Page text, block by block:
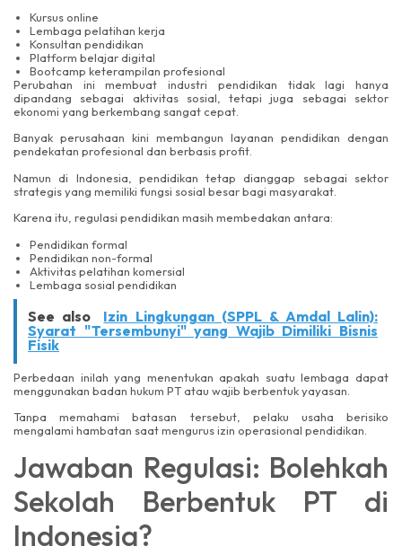
Kursus online
Lembaga pelatihan kerja
Konsultan pendidikan
Platform belajar digital
Bootcamp keterampilan profesional
Perubahan ini membuat industri pendidikan tidak lagi hanya
dipandang sebagai aktivitas sosial, tetapi juga sebagai sektor
ekonomi yang berkembang sangat cepat.
Banyak perusahaan kini membangun layanan pendidikan dengan
pendekatan profesional dan berbasis profit.
Namun di Indonesia, pendidikan tetap dianggap sebagai sektor
strategis yang memiliki fungsi sosial besar bagi masyarakat.
Karena itu, regulasi pendidikan masih membedakan antara:
Pendidikan formal
Pendidikan non-formal
Aktivitas pelatihan komersial
Lembaga sosial pendidikan
See also
Izin Lingkungan (SPPL & Amdal Lalin):
Syarat "Tersembunyi" yang Wajib Dimiliki Bisnis
Fisik
Perbedaan inilah yang menentukan apakah suatu lembaga dapat
menggunakan badan hukum PT atau wajib berbentuk yayasan.
Tanpa memahami batasan tersebut, pelaku usaha berisiko
mengalami hambatan saat mengurus izin operasional pendidikan.
Jawaban Regulasi: Bolehkah
Sekolah Berbentuk PT di
Indonesia?